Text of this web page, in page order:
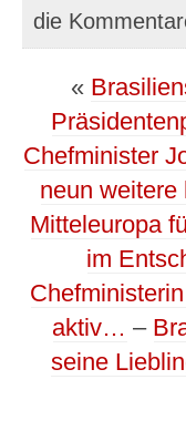
die
«
Chefminister
neun weitere
Mitteleuropa
im
aktiv… –
seine